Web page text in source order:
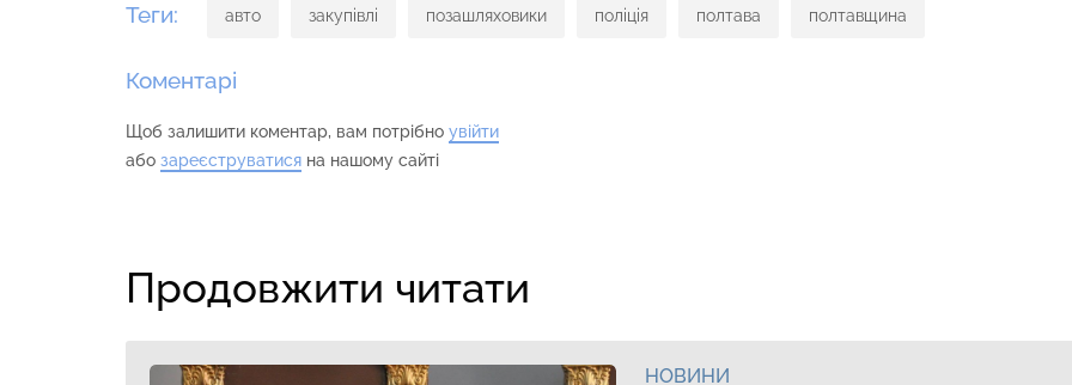
Теги: авто закупівлі позашляховики поліція полтава полтавщина
Коментарі
Щоб залишити коментар, вам потрібно увійти
або зареєструватисяна нашому сайті
Продовжити читати
НОВИНИ